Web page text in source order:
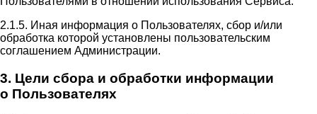
2.1.5. Иная информация о Пользователях, сбор и/или
обработка которой установлены пользовательским
соглашением Администрации.
3. Цели сбора и обработки информации
о Пользователях